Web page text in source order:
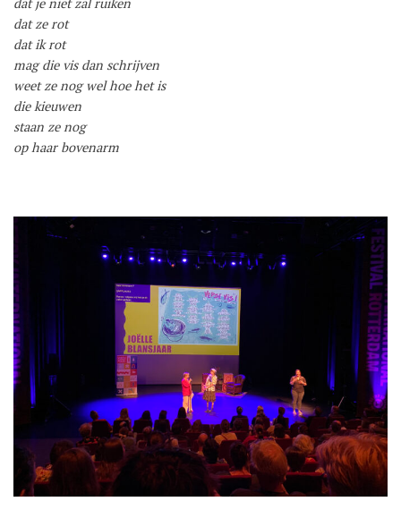
dat ze rot
dat ik rot
mag die vis dan schrijven
weet ze nog wel hoe het is
die kieuwen
staan ze nog
op haar bovenarm